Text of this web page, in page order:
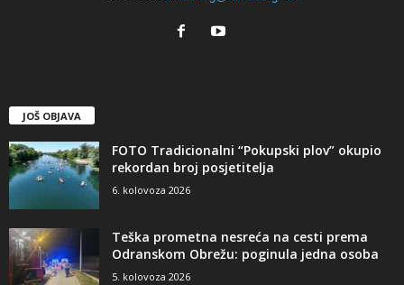
JOŠ OBJAVA
FOTO Tradicionalni “Pokupski plov” okupio
rekordan broj posjetitelja
6. kolovoza 2026
Teška prometna nesreća na cesti prema
Odranskom Obrežu: poginula jedna osoba
5. kolovoza 2026